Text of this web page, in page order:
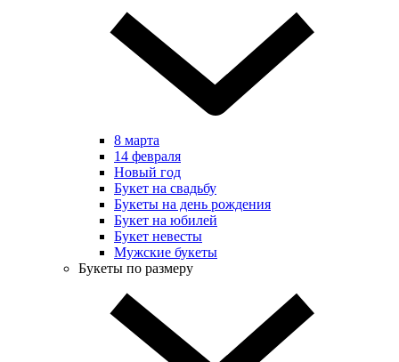
8 марта
14 февраля
Новый год
Букет на свадьбу
Букеты на день рождения
Букет на юбилей
Букет невесты
Мужские букеты
Букеты по размеру